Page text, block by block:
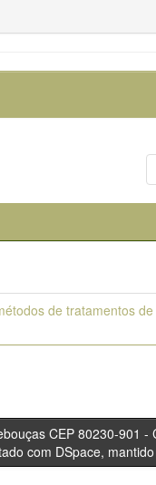
de tratamentos de
CEP
com DSpace,